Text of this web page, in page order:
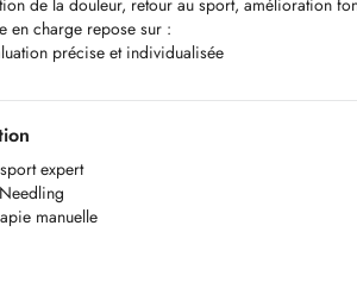
de la douleur, retour au sport, amélioration
en charge repose sur :
précise et individualisée
traitement actif basé sur le mouvement, le
orientée autonomie, pour vous aider à
votre rééducation
moderne de la kiné, intégrant exercice
mais aussi avec des soins sur table
accompagne que vous soyez sportif·ve ou non,
résultats.
expert
manuelle